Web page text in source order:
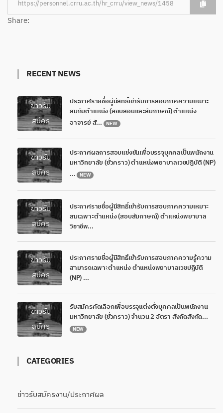
Share:
RECENT NEWS
ข่าวรับ
สมัคร
ประกาศรายชื่อผู้มีสิทธิ์เข้ารับการสอบภาคความเหมาะ
สมกับตำแหน่ง (สอบสอนและสัมภาษณ์) ตำแหน่ง
อาจารย์ สั... NEW
ข่าวรับ
สมัคร
ประกาศผลการสอบแข่งขันเพื่อบรรจุบุคคลเป็นพนักงาน
มหาวิทยาลัย (ชั่วคราว) ตำแหน่งพยาบาลเวชปฏิบัติ (NP)
... NEW
ข่าวรับ
สมัคร
ประกาศรายชื่อผู้มีสิทธิ์เข้ารับการสอบภาคความเหมาะ
สมเฉพาะตำแหน่ง (สอบสัมภาษณ์) ตำแหน่งพยาบาล
วิชาชีพ...
ข่าวรับ
สมัคร
ประกาศรายชื่อผู้มีสิทธิ์เข้ารับการสอบภาคความรู้ความ
สามารถเฉพาะตำแหน่ง ตำแหน่งพยาบาลเวชปฏิบัติ
(NP) ...
ข่าวรับ
สมัคร
รับสมัครคัดเลือกเพื่อบรรจุแต่งตั้งบุคคลเป็นพนักงาน
มหาวิทยาลัย (ชั่วคราว) จำนวน 2 อัตรา สังกัดสังกัด...
NEW
CATEGORIES
ข่าวรับสมัครงาน/ประกาศผล